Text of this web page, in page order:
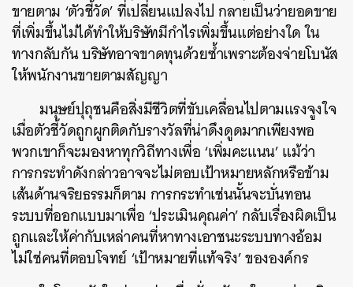
ขายตาม ‘ตัวชี้วัด’ ที่เปลี่ยนแปลงไป กลายเป็นว่ายอดขาย
ที่เพิ่มขึ้นไม่ได้ทำให้บริษัทมีกำไรเพิ่มขึ้นแต่อย่างใด ใน
ทางกลับกัน บริษัทอาจขาดทุนด้วยซ้ำเพราะต้องจ่ายโบนัส
ให้พนักงานขายตามสัญญา
มนุษย์ปุถุชนคือสิ่งมีชีวิตที่ขับเคลื่อนไปตามแรงจูงใจ
เมื่อตัวชี้วัดถูกผูกติดกับรางวัลที่น่าดึงดูดมากเพียงพอ
พวกเขาก็จะมองหาทุกวิถีทางเพื่อ ‘เพิ่มคะแนน’ แม้ว่า
การกระทำดังกล่าวอาจจะไม่ตอบเป้าหมายหลักหรือข้าม
เส้นด้านจริยธรรมก็ตาม การกระทำเช่นนั้นจะบั่นทอน
ระบบที่ออกแบบมาเพื่อ ‘ประเมินคุณค่า’ กลับเรื่องผิดเป็น
ถูกและให้ค่ากับเหล่าคนที่หาทางเอาชนะระบบทางอ้อม
ไม่ใช่คนที่ตอบโจทย์ ‘เป้าหมายที่แท้จริง’ ขององค์กร